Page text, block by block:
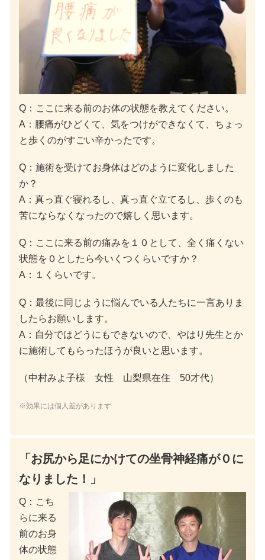
Q：ここに来る前のお体の状態を教えてください。
A：腰痛がひどくて、気をつけができなくて、ちょっ
と歩くのがすごい辛かったです。
Q：施術を受けてお身体はどのように変化しました
か？
A：真っ直ぐ寝れるし、真っ直ぐ立てるし、歩くのも
苦にならなくなったので嬉しく思います。
Q：ここに来る前の痛みを１０として、全く痛くない
状態を０としたら今いくつくらいですか？
A：１くらいです。
Q：最後に同じように悩んでいる人たちに一言ありま
したらお願いします。
A：自分ではどうにもできないので、やはり先生とか
に施術してもらったほうが良いと思います。
（中村みよ子様 女性 山梨県在住 50才代）
※効果には個人差があります
「お尻から足にかけての坐骨神経痛が０に
なりました！」
Q：こち
らに来る
前のお身
体の状態